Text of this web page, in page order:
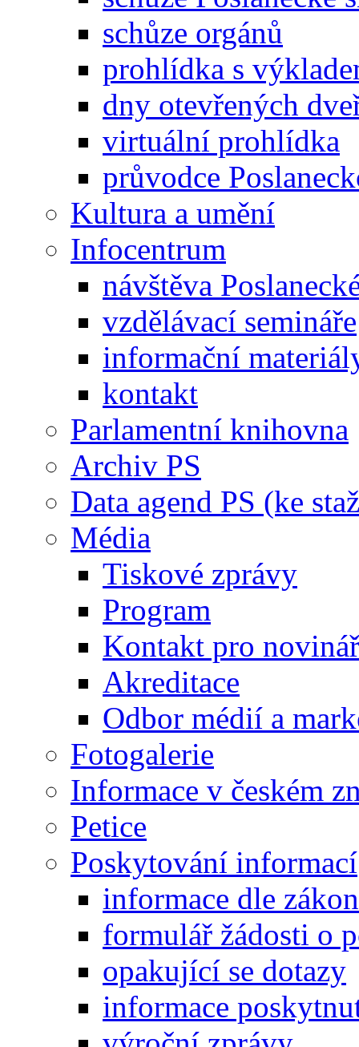
schůze orgánů
prohlídka s
dny otevřených
virtuální prohlídka
průvodce
Kultura a umění
Infocentrum
návštěva
vzdělávací semináře
informační
kontakt
Parlamentní knihovna
Archiv PS
Data agend PS (ke
Média
Tiskové zprávy
Program
Kontakt pro
Akreditace
Odbor médií a
Fotogalerie
Informace v českém
Petice
Poskytování informací
informace dle
formulář žádosti o
opakující se dotazy
informace